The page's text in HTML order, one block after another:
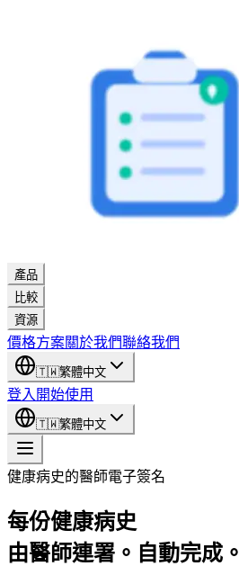
產品
比較
資源
價格方案關於我們聯絡我們
🇹🇼繁體中文
登入 開始使用
🇹🇼繁體中文
健康病史的醫師電子簽名
每份健康病史
由醫師連署。自動完成。